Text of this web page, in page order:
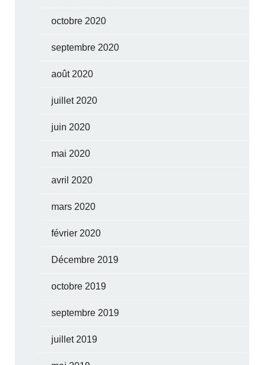
octobre 2020
septembre 2020
août 2020
juillet 2020
juin 2020
mai 2020
avril 2020
mars 2020
février 2020
Décembre 2019
octobre 2019
septembre 2019
juillet 2019